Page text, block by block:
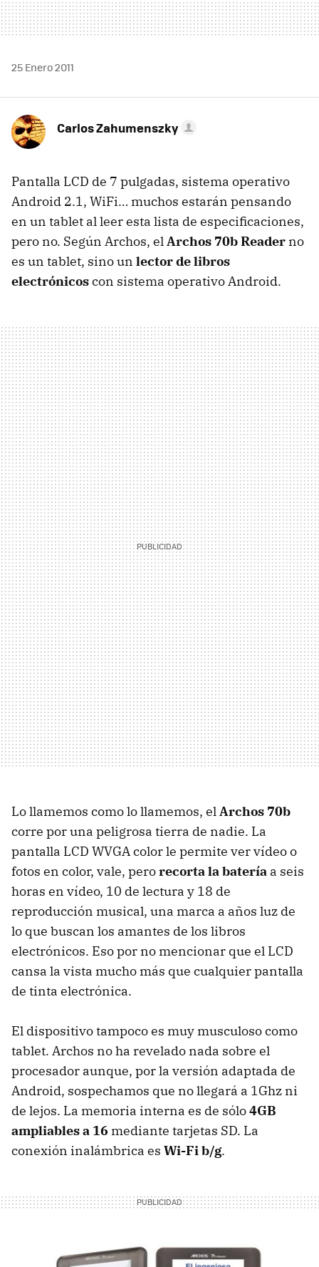
25 Enero 2011
Carlos Zahumenszky
Pantalla LCD de 7 pulgadas, sistema operativo
Android 2.1, WiFi… muchos estarán pensando
en un tablet al leer esta lista de especificaciones,
pero no. Según Archos, elArchos 70b Reader no
es un tablet, sino un lector de libros
electrónicoscon sistema operativo Android.
Lo llamemos como lo llamemos, elArchos 70b
corre por una peligrosa tierra de nadie. La
pantalla LCD WVGAcolor le permite ver vídeo o
fotos en color, vale, perorecorta la batería a seis
horas en vídeo, 10 de lectura y 18 de
reproducción musical, una marca a años luz de
lo que buscan los amantes de los libros
electrónicos. Eso por no mencionar que el LCD
cansa la vista mucho más que cualquier pantalla
de tinta electrónica.
El dispositivo tampoco es muy musculoso como
tablet. Archos no ha revelado nada sobre el
procesador aunque, por la versión adaptada de
Android, sospechamos que no llegará a 1Ghz ni
de lejos. La memoria interna es de sólo4GB
ampliables a 16 mediante tarjetas SD. La
conexión inalámbrica es Wi-Fi b/g.